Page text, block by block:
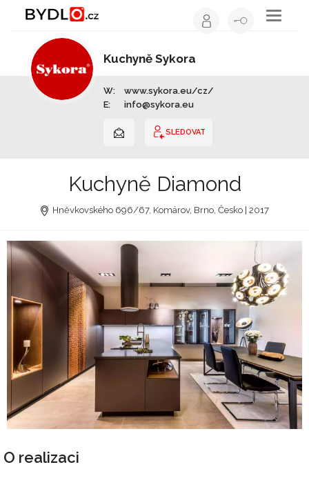
Toggle
Kuchyně Sykora
W:
www.sykora.eu/cz/
E:
info@sykora.eu
SLEDOVAT
Kuchyně Diamond
Hněvkovského 696/67, Komárov, Brno, Česko | 2017
O realizaci